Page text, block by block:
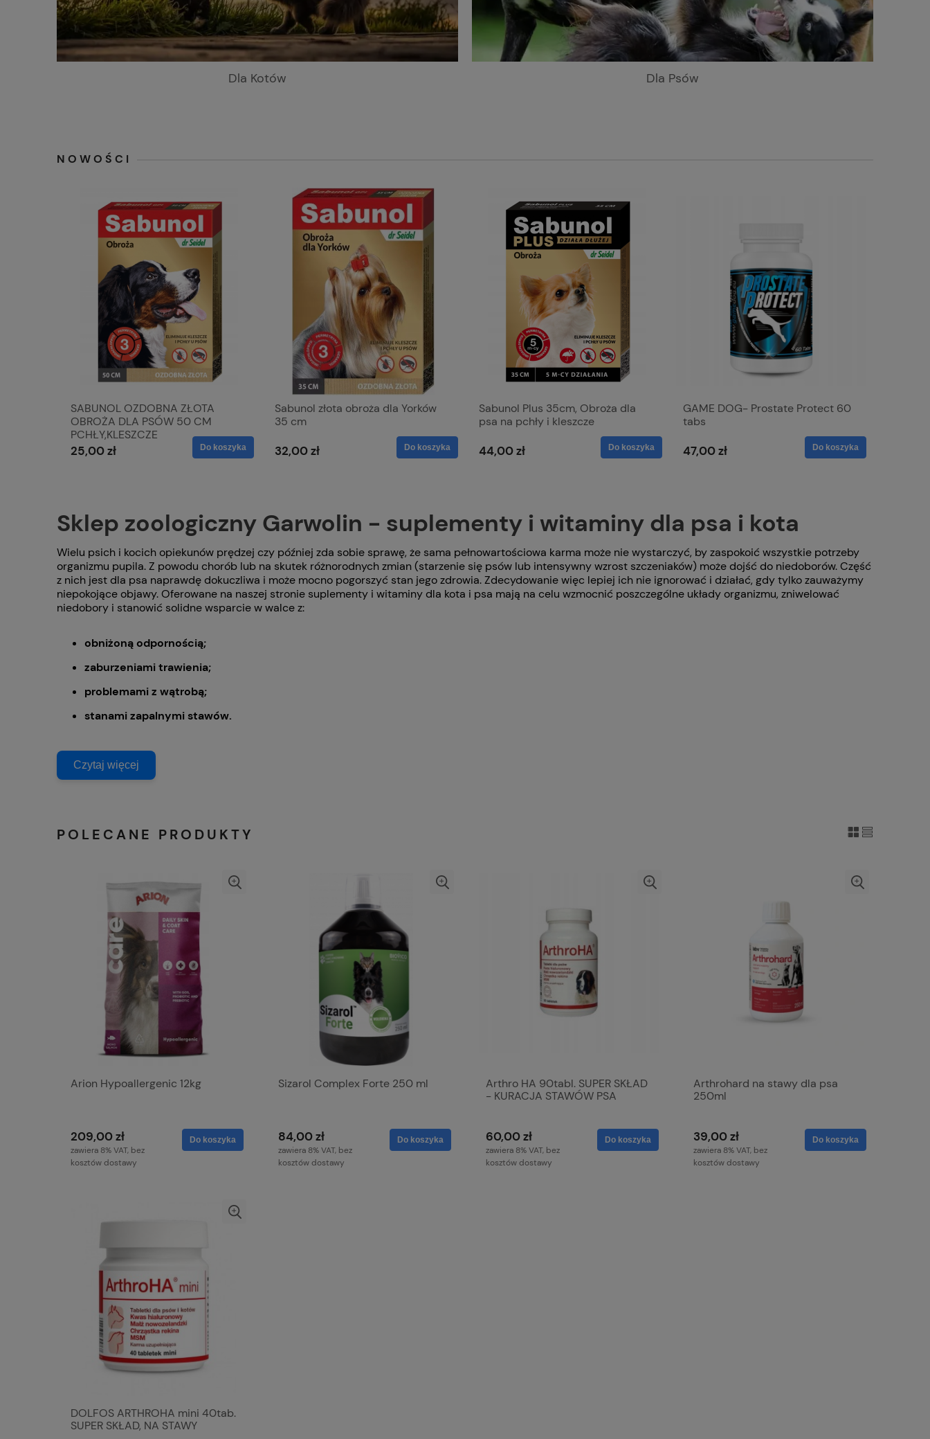
Dla Kotów Dla Psów
NOWOŚCI
SABUNOL OZDOBNA ZŁOTA
OBROŻA DLA PSÓW 50 CM
PCHŁY,KLESZCZE
25,00 zł Do koszyka
Sabunol złota obroża dla Yorków
35 cm
32,00 zł Do koszyka
Sabunol Plus 35cm, Obroża dla
psa na pchły i kleszcze
44,00 zł Do koszyka
GAME DOG- Prostate Protect 60
tabs
47,00 zł Do koszyka
Sklep zoologiczny Garwolin - suplementy i witaminy dla psa i kota
Wielu psich i kocich opiekunów prędzej czy później zda sobie sprawę, że sama pełnowartościowa karma może nie wystarczyć, by zaspokoić wszystkie potrzeby
organizmu pupila. Z powodu chorób lub na skutek różnorodnych zmian (starzenie się psów lub intensywny wzrost szczeniaków) może dojść do niedoborów. Część
z nich jest dla psa naprawdę dokuczliwa i może mocno pogorszyć stan jego zdrowia. Zdecydowanie więc lepiej ich nie ignorować i działać, gdy tylko zauważymy
niepokojące objawy. Oferowane na naszej stronie suplementy i witaminy dla kota i psa mają na celu wzmocnić poszczególne układy organizmu, zniwelować
niedobory i stanowić solidne wsparcie w walce z:
obniżoną odpornością;
zaburzeniami trawienia;
problemami z wątrobą;
stanami zapalnymi stawów.
Czytaj więcej
POLECANE PRODUKTY
Arion Hypoallergenic 12kg
209,00 zł
zawiera 8% VAT, bez
kosztów dostawy
Do koszyka
Sizarol Complex Forte 250 ml
84,00 zł
zawiera 8% VAT, bez
kosztów dostawy
Do koszyka
Arthro HA 90tabl. SUPER SKŁAD
- KURACJA STAWÓW PSA
60,00 zł
zawiera 8% VAT, bez
kosztów dostawy
Do koszyka
Arthrohard na stawy dla psa
250ml
39,00 zł
zawiera 8% VAT, bez
kosztów dostawy
Do koszyka
DOLFOS ARTHROHA mini 40tab.
SUPER SKŁAD, NA STAWY